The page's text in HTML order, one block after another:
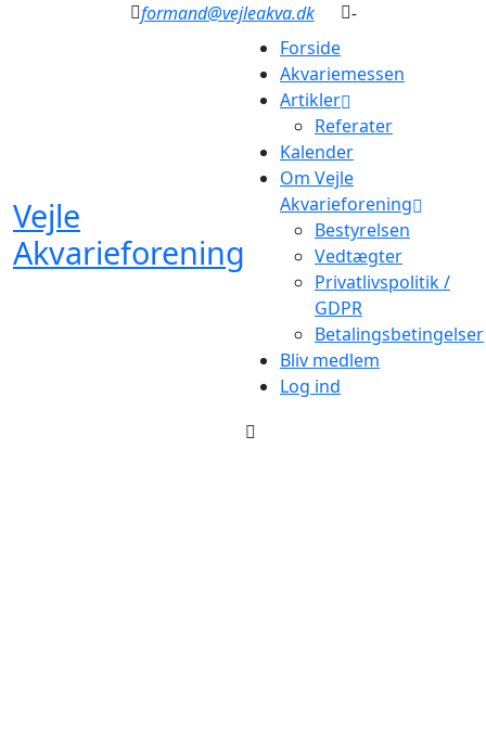
formand@vejleakva.dk -
Vejle
Akvarieforening
Forside
Akvariemessen
Artikler
Referater
Kalender
Om Vejle
Akvarieforening
Bestyrelsen
Vedtægter
Privatlivspolitik /
GDPR
Betalingsbetingelser
Bliv medlem
Log ind